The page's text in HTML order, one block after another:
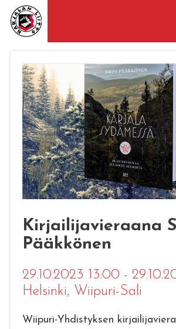
Kirjailijavieraana
Pääkkönen
29.10.2023 13:00 -
Helsinki, Wiipuri-Sali
Wiipuri-Yhdistyksen